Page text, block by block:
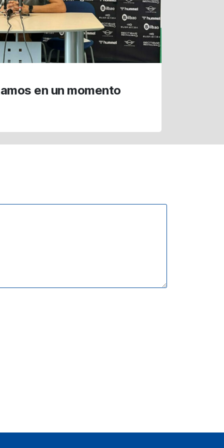
en un momento